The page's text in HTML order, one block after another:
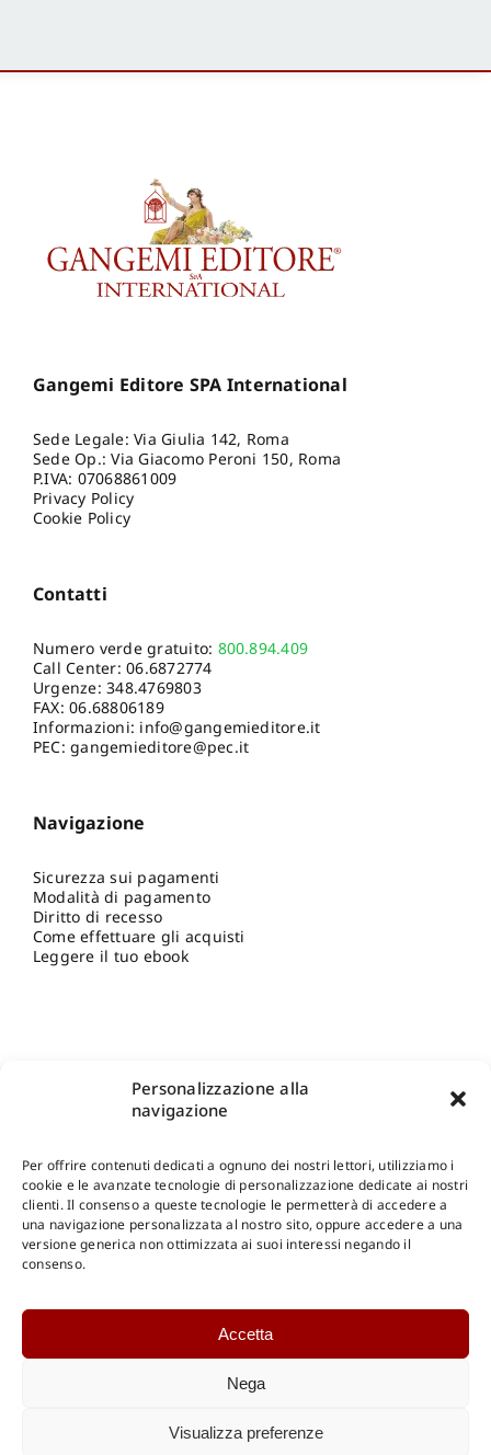
Personalizzazione alla
navigazione
Per offrire contenuti dedicati a ognuno dei nostri lettori, utilizziamo i
cookie e le avanzate tecnologie di personalizzazione dedicate ai nostri
clienti. Il consenso a queste tecnologie le permetterà di accedere a
una navigazione personalizzata al nostro sito, oppure accedere a una
versione generica non ottimizzata ai suoi interessi negando il
consenso.
Accetta
Nega
Visualizza preferenze
Gangemi Editore SPA International
Sede Legale: Via Giulia 142, Roma
Sede Op.: Via Giacomo Peroni 150, Roma
P.IVA: 07068861009
Privacy Policy
Cookie Policy
Contatti
Numero verde gratuito: 800.894.409
Call Center:06.6872774
Urgenze:348.4769803
FAX: 06.68806189
Informazioni: info@gangemieditore.it
PEC: gangemieditore@pec.it
Navigazione
Sicurezza sui pagamenti
Modalità di pagamento
Diritto di recesso
Come effettuare gli acquisti
Leggere il tuo ebook
Shop Gangemi Editore-Pagamenti Sicuri e anche Rateali
Catalogo Online
Catalogo Internazionale
DOWNLOAD
Catalogo Internazionale